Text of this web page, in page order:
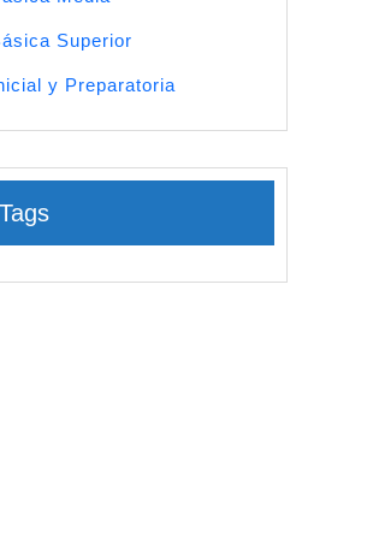
Superior
y Preparatoria
Tags